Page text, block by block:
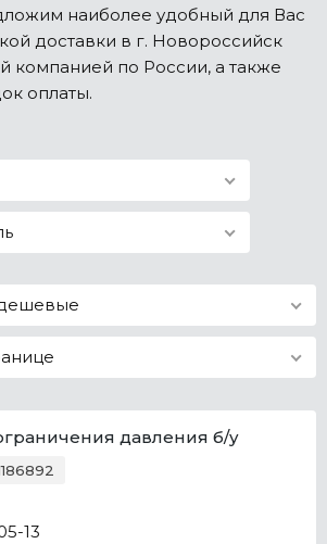
наиболее удобный для Вас
доставки в г. Новороссийск
компанией по России, а также
оплаты.
давления б/у
13